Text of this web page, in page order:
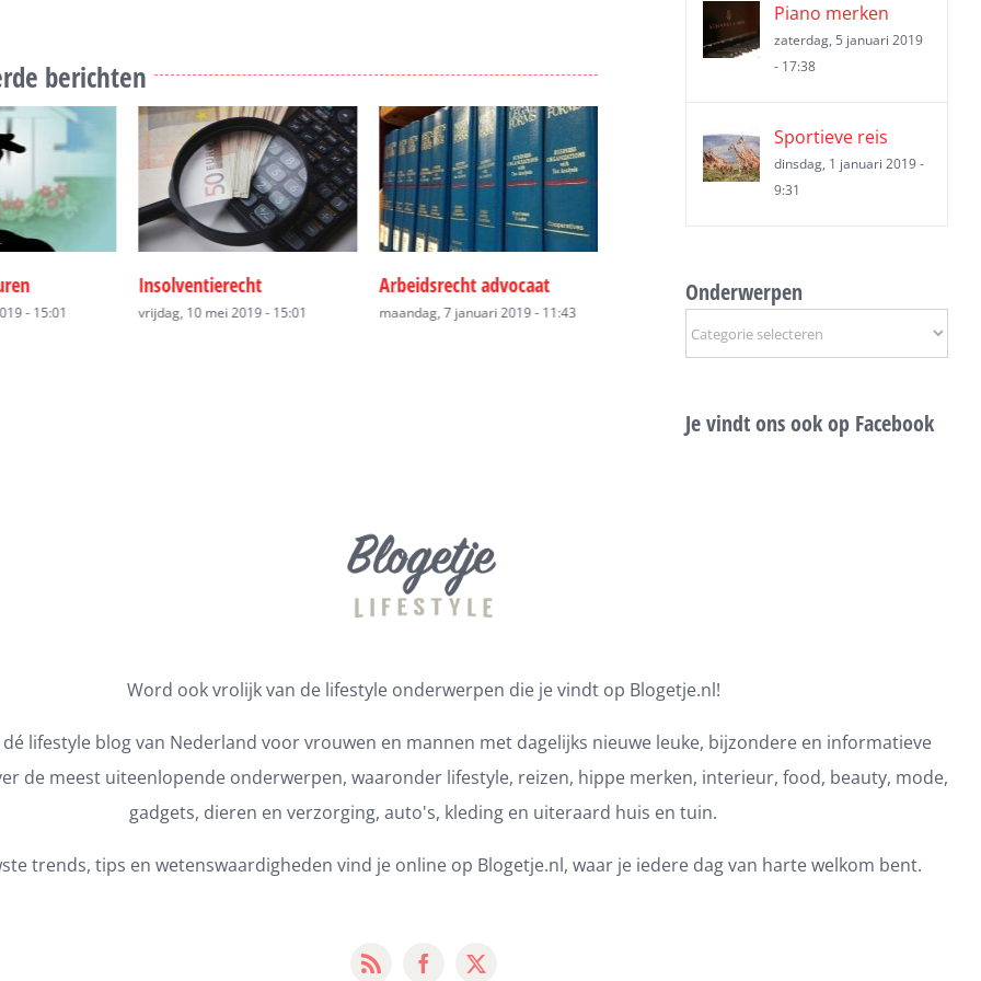
berichten
- 15:01
Arbeidsrecht advocaat
maandag, 7 januari 2019 - 11:43
Arbeidsrecht advocaat, wat
kan hij voor u betekenen
Erfrecht advocaat
zondag, 6 januari 2019 - 15:14 zondag, 6 januari
Piano merken
zaterdag, 5 januari 2019
- 17:38
Sportieve reis
dinsdag, 1 januari 2019 -
9:31
Onderwerpen
Onderwerpen
Je vindt ons ook op Facebook
Word ook vrolijk van de lifestyle onderwerpen die je vindt op Blogetje.nl!
dé lifestyle blog van Nederland voor vrouwen en mannen met dagelijks nieuwe leuke, bijzondere en informatieve
de meest uiteenlopende onderwerpen, waaronder lifestyle, reizen, hippe merken, interieur, food, beauty, mode,
gadgets, dieren en verzorging, auto's, kleding en uiteraard huis en tuin.
trends, tips en wetenswaardigheden vind je online op Blogetje.nl, waar je iedere dag van harte welkom bent.